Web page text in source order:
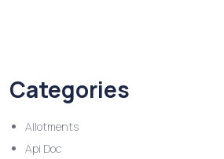
Categories
Allotments
Api Doc